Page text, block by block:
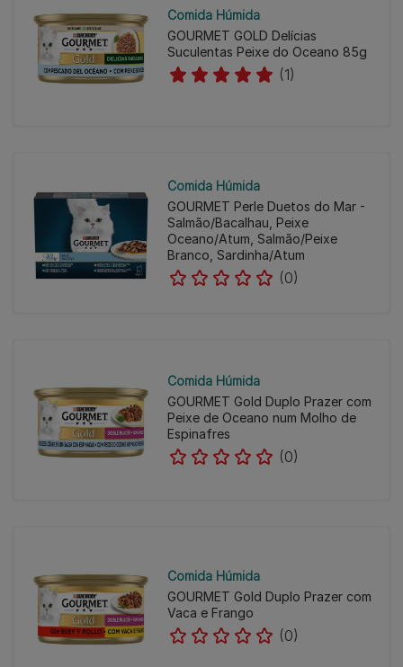
Comida Húmida
GOURMET GOLD Delícias
Suculentas Peixe do Oceano 85g
(1)
Comida Húmida
GOURMET Perle Duetos do Mar -
Salmão/Bacalhau, Peixe
Oceano/Atum, Salmão/Peixe
Branco, Sardinha/Atum
(0)
Comida Húmida
GOURMET Gold Duplo Prazer com
Peixe de Oceano num Molho de
Espinafres
(0)
Comida Húmida
GOURMET Gold Duplo Prazer com
Vaca e Frango
(0)